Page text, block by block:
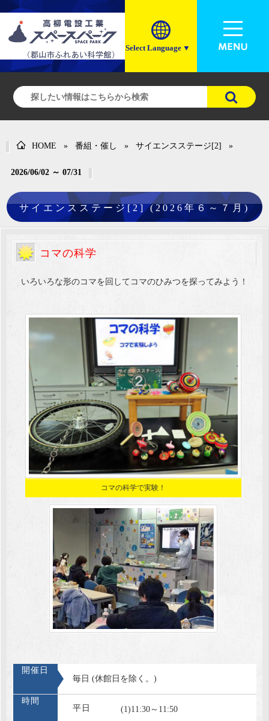
Select Language ▼
HOME » 番組・催し » サイエンスステージ[2] »
2026/06/02 ～ 07/31
サイエンスステージ[2] (2026年６～７月)
コマの科学
いろいろな形のコマを回してコマのひみつを探ってみよう！
コマの科学で実験！
開催日
毎日 (休館日を除く。)
時間
平日
(1)11:30～11:50